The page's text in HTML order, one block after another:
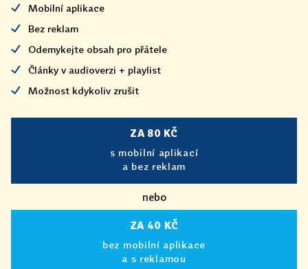
Mobilní aplikace
Bez reklam
Odemykejte obsah pro přátele
Články v audioverzi + playlist
Možnost kdykoliv zrušit
ZA 80 KČ
s mobilní aplikací
a bez reklam
nebo
ZA 40 KČ
bez mobilní aplikace
a s reklamou